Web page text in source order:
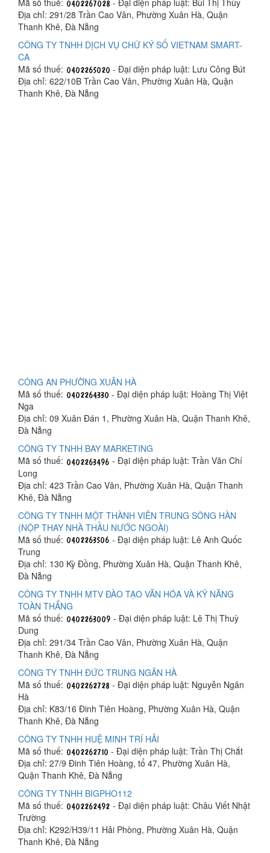
Mã số thuế:
- Đại diện pháp luật: Bùi Thị Thùy
Địa chỉ: 291/28 Trần Cao Vân, Phường Xuân Hà, Quận
Thanh Khê, Đà Nẵng
CÔNG TY TNHH DỊCH VỤ CHỮ KÝ SỐ VIETNAM SMART-
CA
Mã số thuế:
- Đại diện pháp luật: Lưu Công Bút
Địa chỉ: 622/10B Trần Cao Vân, Phường Xuân Hà, Quận
Thanh Khê, Đà Nẵng
CÔNG AN PHƯỜNG XUÂN HÀ
Mã số thuế:
- Đại diện pháp luật: Hoàng Thị Việt
Nga
Địa chỉ: 09 Xuân Đán 1, Phường Xuân Hà, Quận Thanh Khê,
Đà Nẵng
CÔNG TY TNHH BAY MARKETING
Mã số thuế:
- Đại diện pháp luật: Trần Văn Chí
Long
Địa chỉ: 423 Trần Cao Vân, Phường Xuân Hà, Quận Thanh
Khê, Đà Nẵng
CÔNG TY TNHH MỘT THÀNH VIÊN TRUNG SÔNG HÀN
(NỘP THAY NHÀ THẦU NƯỚC NGOÀI)
Mã số thuế:
- Đại diện pháp luật: Lê Anh Quốc
Trung
Địa chỉ: 130 Kỳ Đồng, Phường Xuân Hà, Quận Thanh Khê,
Đà Nẵng
CÔNG TY TNHH MTV ĐÀO TẠO VĂN HÓA VÀ KỸ NĂNG
TOÀN THẮNG
Mã số thuế:
- Đại diện pháp luật: Lê Thị Thuỳ
Dung
Địa chỉ: 291/34 Trần Cao Vân, Phường Xuân Hà, Quận
Thanh Khê, Đà Nẵng
CÔNG TY TNHH ĐỨC TRUNG NGÂN HÀ
Mã số thuế:
- Đại diện pháp luật: Nguyễn Ngân
Hà
Địa chỉ: K83/16 Đinh Tiên Hoàng, Phường Xuân Hà, Quận
Thanh Khê, Đà Nẵng
CÔNG TY TNHH HUỆ MINH TRÍ HẢI
Mã số thuế:
- Đại diện pháp luật: Trần Thị Chắt
Địa chỉ: 27/9 Đinh Tiên Hoàng, tổ 47, Phường Xuân Hà,
Quận Thanh Khê, Đà Nẵng
CÔNG TY TNHH BIGPHO112
Mã số thuế:
- Đại diện pháp luật: Châu Viết Nhật
Trường
Địa chỉ: K292/H39/11 Hải Phòng, Phường Xuân Hà, Quận
Thanh Khê, Đà Nẵng